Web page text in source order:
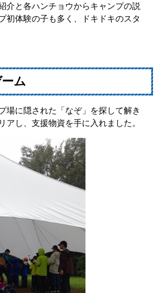
介と各ハンチョウからキャンプの説
初体験の子も多く、ドキドキのスタ
ム
場に隠された「なぞ」を探して解き
アし、支援物資を手に入れました。